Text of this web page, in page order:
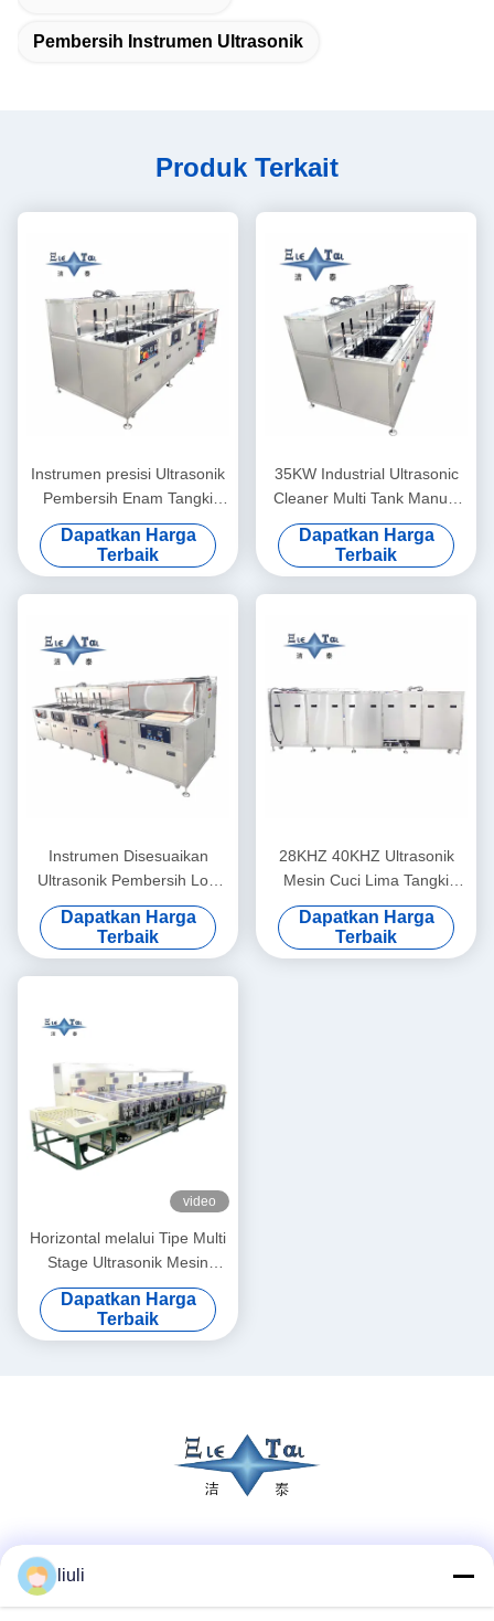
Pembersih Instrumen Ultrasonik
Produk Terkait
Instrumen presisi Ultrasonik
Pembersih Enam Tangki
Laboratorium Mesin
Pembersih Ultrasonik 28KHZ
40KHZ
Dapatkan Harga
Terbaik
35KW Industrial Ultrasonic
Cleaner Multi Tank Manual
Cleaning Line
Dapatkan Harga
Terbaik
Instrumen Disesuaikan
Ultrasonik Pembersih Low
Noise Untuk Degreasing Dan
Derusting Kaca Optik /
Prisma
Dapatkan Harga
Terbaik
28KHZ 40KHZ Ultrasonik
Mesin Cuci Lima Tangki
Ultrasonik Instrumen
Pembersih Untuk Lini
Lapisan Optik
Dapatkan Harga
Terbaik
video
Horizontal melalui Tipe Multi
Stage Ultrasonik Mesin
Pembersih Untuk Instrumen
Kaca Lensa Kontinyu
Ultrasonik Pembersih
Dapatkan Harga
Terbaik
liuli